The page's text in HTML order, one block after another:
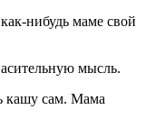
нибудь маме свой
мысль.
кашу сам. Мама